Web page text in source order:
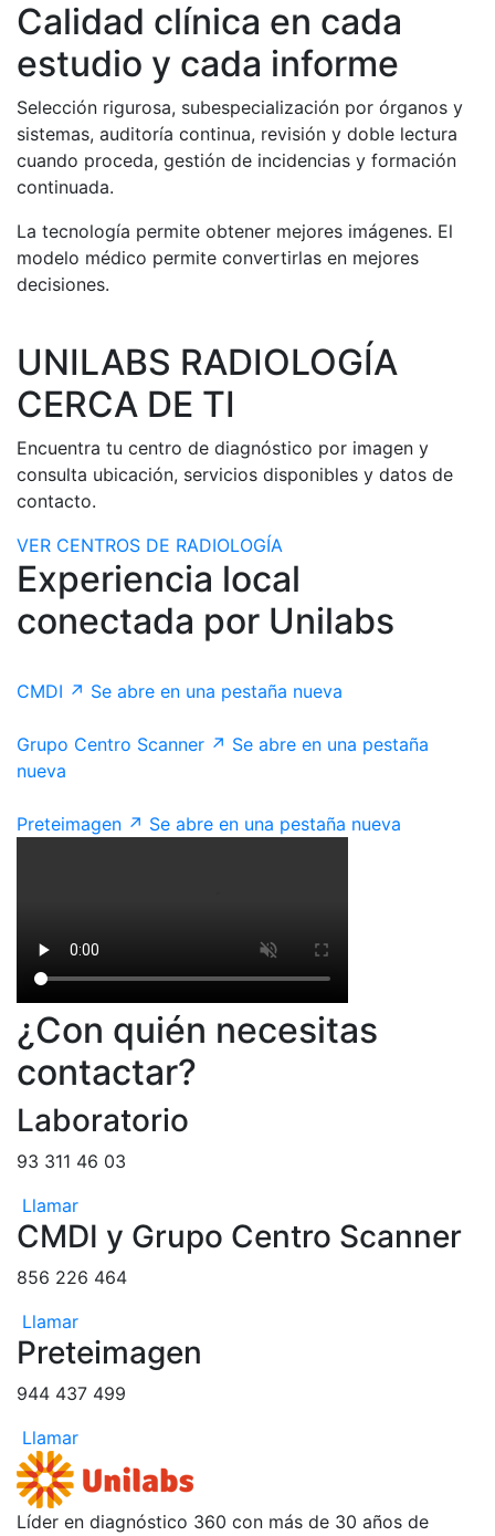
Calidad clínica en cada
estudio y cada informe
Selección rigurosa, subespecialización por órganos y
sistemas, auditoría continua, revisión y doble lectura
cuando proceda, gestión de incidencias y formación
continuada.
La tecnología permite obtener mejores imágenes. El
modelo médico permite convertirlas en mejores
decisiones.
UNILABS RADIOLOGÍA
CERCA DE TI
Encuentra tu centro de diagnóstico por imagen y
consulta ubicación, servicios disponibles y datos de
contacto.
VER CENTROS DE RADIOLOGÍA
Experiencia local
conectada por Unilabs
CMDI ↗ Se abre en una pestaña nueva
Grupo Centro Scanner ↗ Se abre en una pestaña
nueva
Preteimagen ↗ Se abre en una pestaña nueva
¿Con quién necesitas
contactar?
Laboratorio
93 311 46 03
Llamar
CMDI y Grupo Centro Scanner
856 226 464
Llamar
Preteimagen
944 437 499
Llamar
Líder en diagnóstico 360 con más de 30 años de